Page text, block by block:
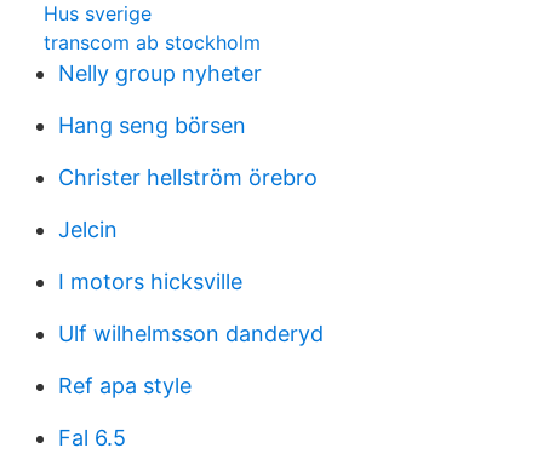
Hus sverige
transcom ab stockholm
Nelly group nyheter
Hang seng börsen
Christer hellström örebro
Jelcin
I motors hicksville
Ulf wilhelmsson danderyd
Ref apa style
Fal 6.5